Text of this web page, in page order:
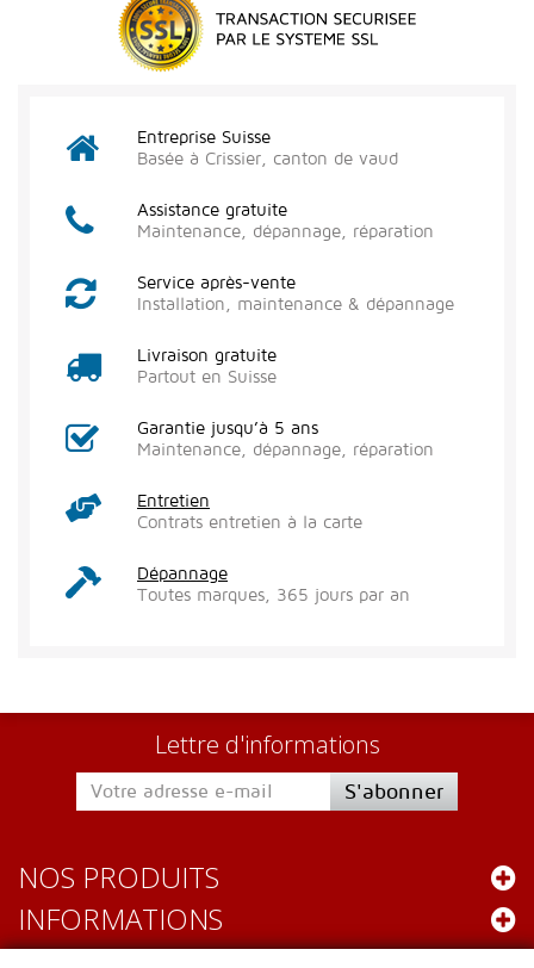
Entreprise Suisse
Basée à Crissier, canton de vaud
Assistance gratuite
Maintenance, dépannage, réparation
Service après-vente
Installation, maintenance & dépannage
Livraison gratuite
Partout en Suisse
Garantie jusqu’à 5 ans
Maintenance, dépannage, réparation
Entretien
Contrats entretien à la carte
Dépannage
Toutes marques, 365 jours par an
Lettre d'informations
S'abonner
NOS PRODUITS
INFORMATIONS